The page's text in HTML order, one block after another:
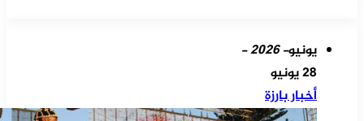
يونيو- 2026 -
28 يونيو
أخبار بارزة